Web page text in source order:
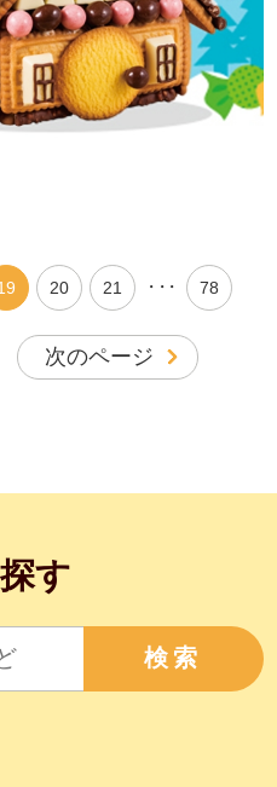
20 21 ・・・ 78
次のページ
す
検索